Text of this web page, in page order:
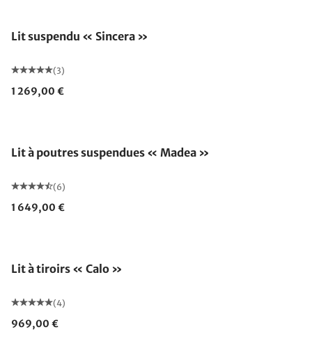
Lit suspendu « Sincera »
(3)
1 269,00 €
Lit à poutres suspendues « Madea »
(6)
1 649,00 €
Lit à tiroirs « Calo »
(4)
969,00 €